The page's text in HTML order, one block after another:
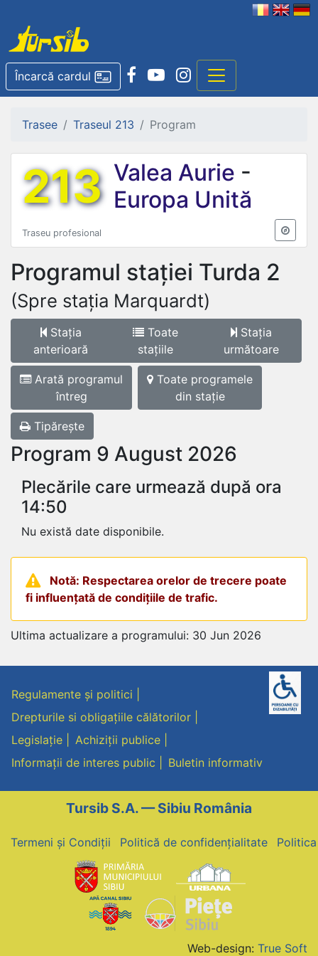
Încarcă cardul
Trasee Traseul 213 Program
213 Valea Aurie -
Europa Unită
Traseu profesional
Programul stației Turda 2
(Spre stația Marquardt)
Stația
anterioară
Toate
stațiile
Stația
următoare
Arată programul
întreg
Toate programele
din stație
Tipărește
Program 9 August 2026
Plecările care urmează după ora
14:50
Nu există date disponibile.
Notă: Respectarea orelor de trecere poate
fi influențată de condițiile de trafic.
Ultima actualizare a programului: 30 Jun 2026
Regulamente și politici
Drepturile si obligațiile călătorilor
Legislație
Achiziții publice
Informații de interes public
Buletin informativ
Tursib S.A. — Sibiu România
Termeni și Condiții Politică de confidențialitate
Web-design: True Soft